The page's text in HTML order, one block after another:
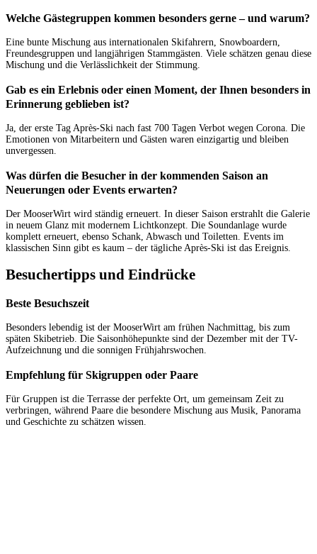
Welche Gästegruppen kommen besonders gerne – und warum?
Eine bunte Mischung aus internationalen Skifahrern, Snowboardern,
Freundesgruppen und langjährigen Stammgästen. Viele schätzen genau diese
Mischung und die Verlässlichkeit der Stimmung.
Gab es ein Erlebnis oder einen Moment, der Ihnen besonders in
Erinnerung geblieben ist?
Ja, der erste Tag Après-Ski nach fast 700 Tagen Verbot wegen Corona. Die
Emotionen von Mitarbeitern und Gästen waren einzigartig und bleiben
unvergessen.
Was dürfen die Besucher in der kommenden Saison an
Neuerungen oder Events erwarten?
Der MooserWirt wird ständig erneuert. In dieser Saison erstrahlt die Galerie
in neuem Glanz mit modernem Lichtkonzept. Die Soundanlage wurde
komplett erneuert, ebenso Schank, Abwasch und Toiletten. Events im
klassischen Sinn gibt es kaum – der tägliche Après-Ski ist das Ereignis.
Besuchertipps und Eindrücke
Beste Besuchszeit
Besonders lebendig ist der MooserWirt am frühen Nachmittag, bis zum
späten Skibetrieb. Die Saisonhöhepunkte sind der Dezember mit der TV-
Aufzeichnung und die sonnigen Frühjahrswochen.
Empfehlung für Skigruppen oder Paare
Für Gruppen ist die Terrasse der perfekte Ort, um gemeinsam Zeit zu
verbringen, während Paare die besondere Mischung aus Musik, Panorama
und Geschichte zu schätzen wissen.